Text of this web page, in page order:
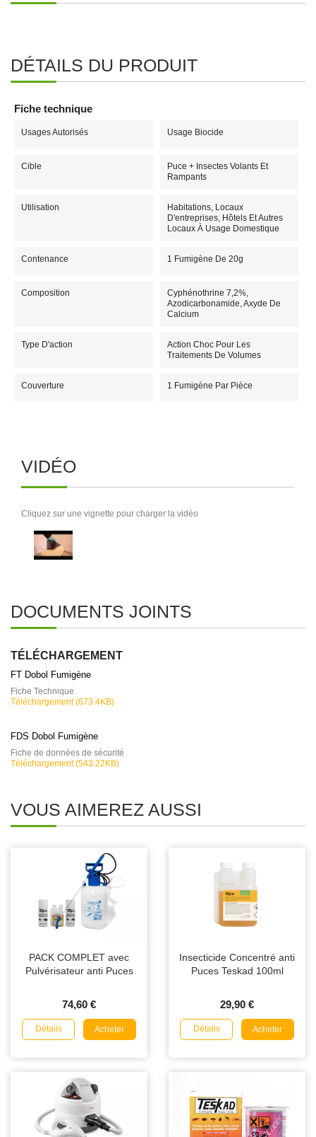
DÉTAILS DU PRODUIT
Fiche technique
Usages Autorisés Usage Biocide
Cible
Puce + Insectes Volants Et
Rampants
Utilisation
Habitations, Locaux
D'entreprises, Hôtels Et Autres
Locaux À Usage Domestique
Contenance 1 Fumigène De 20g
Composition
Cyphénothrine 7,2%,
Azodicarbonamide, Axyde De
Calcium
Type D'action
Action Choc Pour Les
Traitements De Volumes
Couverture 1 Fumigène Par Pièce
VIDÉO
Cliquez sur une vignette pour charger la vidéo
DOCUMENTS JOINTS
TÉLÉCHARGEMENT
FT Dobol Fumigène
Fiche Technique
Téléchargement (673.4KB)
FDS Dobol Fumigène
Fiche de données de sécurité
Téléchargement (543.22KB)
VOUS AIMEREZ AUSSI
PACK COMPLET avec
Pulvérisateur anti Puces
74,60 €
Détails Acheter
Insecticide Concentré anti
Puces Teskad 100ml
29,90 €
Détails Acheter